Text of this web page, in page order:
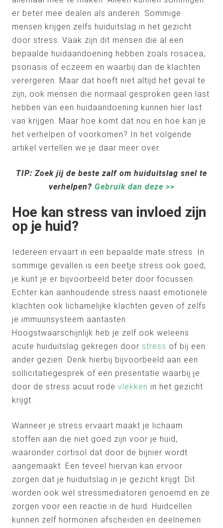
er beter mee dealen als anderen. Sommige
mensen krijgen zelfs huiduitslag in het gezicht
door stress. Vaak zijn dit mensen die al een
bepaalde huidaandoening hebben zoals rosacea,
psoriasis of eczeem en waarbij dan de klachten
verergeren. Maar dat hoeft niet altijd het geval te
zijn, ook mensen die normaal gesproken geen last
hebben van een huidaandoening kunnen hier last
van krijgen. Maar hoe komt dat nou en hoe kan je
het verhelpen of voorkomen? In het volgende
artikel vertellen we je daar meer over.
TIP: Zoek jij de beste zalf om huiduitslag snel te
verhelpen? Gebruik dan deze >>
Hoe kan stress van invloed zijn
op je huid?
Iedereen ervaart in een bepaalde mate stress. In
sommige gevallen is een beetje stress ook goed,
je kunt je er bijvoorbeeld beter door focussen.
Echter kan aanhoudende stress naast emotionele
klachten ook lichamelijke klachten geven of zelfs
je immuunsysteem aantasten.
Hoogstwaarschijnlijk heb je zelf ook weleens
acute huiduitslag gekregen door stress of bij een
ander gezien. Denk hierbij bijvoorbeeld aan een
sollicitatiegesprek of een presentatie waarbij je
door de stress acuut rode vlekken in het gezicht
krijgt.
Wanneer je stress ervaart maakt je lichaam
stoffen aan die niet goed zijn voor je huid,
waaronder cortisol dat door de bijnier wordt
aangemaakt. Een teveel hiervan kan ervoor
zorgen dat je huiduitslag in je gezicht krijgt. Dit
worden ook wel stressmediatoren genoemd en ze
zorgen voor een reactie in de huid. Huidcellen
kunnen zelf hormonen afscheiden en deelnemen